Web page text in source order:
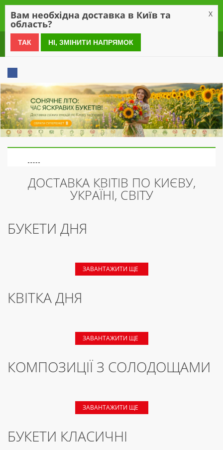
0 800 21 54 55
ДОСТАВКА КВІТІВ ПО КИЄВУ,
УКРАЇНІ, СВІТУ
БУКЕТИ ДНЯ
ЗАВАНТАЖИТИ ЩЕ
КВІТКА ДНЯ
ЗАВАНТАЖИТИ ЩЕ
КОМПОЗИЦІЇ З СОЛОДОЩАМИ
ЗАВАНТАЖИТИ ЩЕ
БУКЕТИ КЛАСИЧНІ
Вам необхідна доставка в Київ та
область?
X
ТАК НІ, ЗМІНИТИ НАПРЯМОК